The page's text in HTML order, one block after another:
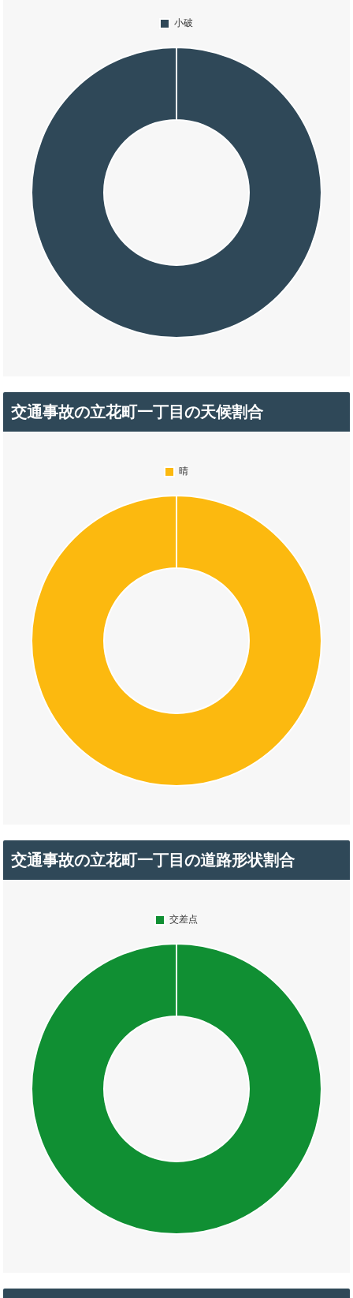
交通事故の立花町一丁目の天候割合
交通事故の立花町一丁目の道路形状割合